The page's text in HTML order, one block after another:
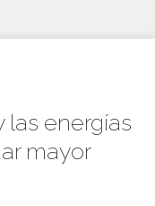
las energías
mayor